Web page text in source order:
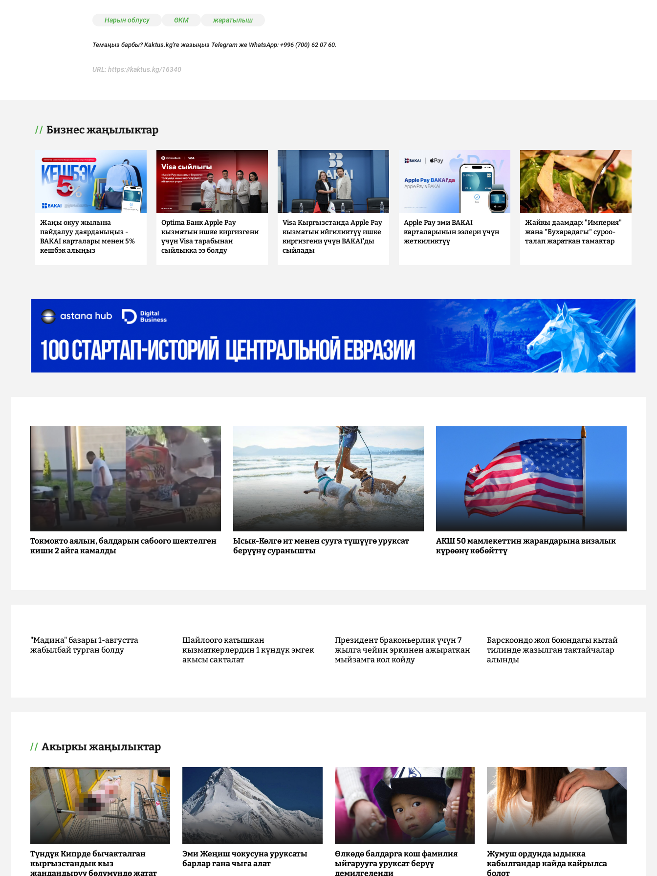
Нарын облусу ӨКМ жаратылыш
Темаңыз барбы? Kaktus.kg'ге жазыңыз Telegram же WhatsApp: +996 (700) 62 07 60.
URL: https://kaktus.kg/16340
Бизнес жаңылыктар
Жаңы окуу жылына
пайдалуу даярданыңыз -
BAKAI карталары менен 5%
кешбэк алыңыз
Optima Банк Apple Pay
кызматын ишке киргизгени
үчүн Visa тарабынан
сыйлыкка ээ болду
Visa Кыргызстанда Apple Pay
кызматын ийгиликтүү ишке
киргизгени үчүн BAKAI'ды
сыйлады
Apple Pay эми BAKAI
карталарынын ээлери үчүн
жеткиликтүү
Жайкы даамдар: "Империя"
жана "Бухарадагы" суроо-
талап жараткан тамактар
Токмокто аялын, балдарын сабоого шектелген
киши 2 айга камалды
Ысык-Көлгө ит менен сууга түшүүгө уруксат
берүүнү суранышты
АКШ 50 мамлекеттин жарандарына визалык
күрөөнү көбөйттү
"Мадина" базары 1-августта
жабылбай турган болду
Шайлоого катышкан
кызматкерлердин 1 күндүк эмгек
акысы сакталат
Президент браконьерлик үчүн 7
жылга чейин эркинен ажыраткан
мыйзамга кол койду
Барскоондо жол боюндагы кытай
тилинде жазылган тактайчалар
алынды
Акыркы жаңылыктар
Түндүк Кипрде бычакталган
кыргызстандык кыз
жандандыруу бөлүмүндө жатат
Эми Жеңиш чокусуна уруксаты
барлар гана чыга алат
Өлкөдө балдарга кош фамилия
ыйгарууга уруксат берүү
демилгеленди
Жумуш ордунда ыдыкка
кабылгандар кайда кайрылса
болот